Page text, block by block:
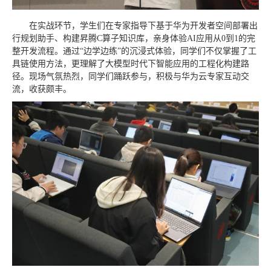
在实战环节，学生们在专家指导下基于华为开发者空间部署出
行规划助手、构建昇腾C算子知识库，亲身体验AI应用从0到1的完
整开发流程。通过“边学边练”的沉浸式体验，同学们不仅掌握了工
具链使用方法，更理解了大模型时代下智能应用的工程化构建路
径。现场气氛热烈，同学们踊跃参与，积极与华为云专家互动交
流，收获颇丰。